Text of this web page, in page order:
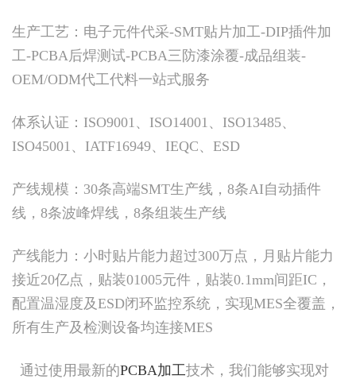
生产工艺：电子元件代采-SMT贴片加工-DIP插件加
工-PCBA后焊测试-PCBA三防漆涂覆-成品组装-
OEM/ODM代工代料一站式服务
体系认证：ISO9001、ISO14001、ISO13485、
ISO45001、IATF16949、IEQC、ESD
产线规模：30条高端SMT生产线，8条AI自动插件
线，8条波峰焊线，8条组装生产线
产线能力：小时贴片能力超过300万点，月贴片能力
接近20亿点，贴装01005元件，贴装0.1mm间距IC，
配置温湿度及ESD闭环监控系统，实现MES全覆盖，
所有生产及检测设备均连接MES
通过使用最新的PCBA加工技术，我们能够实现对